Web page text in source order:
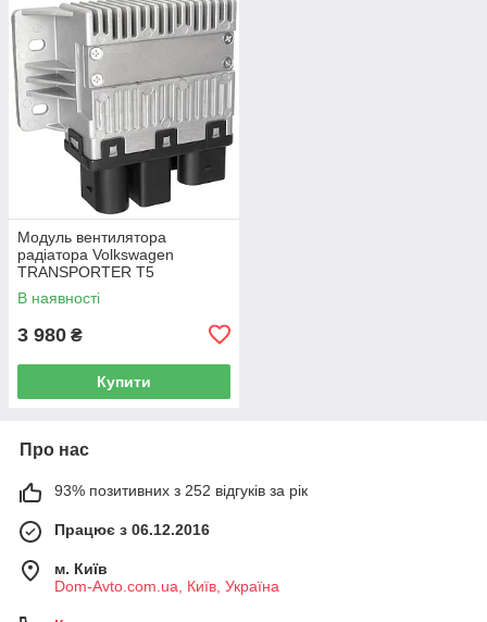
Модуль вентилятора
радіатора Volkswagen
TRANSPORTER T5
Фургон 03-15 7H0919506D
В наявності
3 980 ₴
Купити
Про нас
93% позитивних з 252 відгуків за рік
Працює з 06.12.2016
м. Київ
Dom-Avto.com.ua, Київ, Україна